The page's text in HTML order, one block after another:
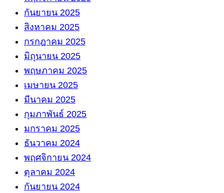
กันยายน 2025
สิงหาคม 2025
กรกฎาคม 2025
มิถุนายน 2025
พฤษภาคม 2025
เมษายน 2025
มีนาคม 2025
กุมภาพันธ์ 2025
มกราคม 2025
ธันวาคม 2024
พฤศจิกายน 2024
ตุลาคม 2024
กันยายน 2024